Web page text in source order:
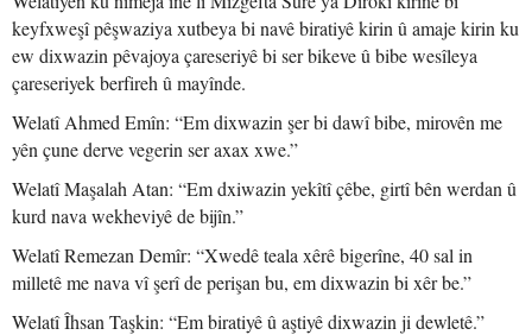
keyfxweşî pêşwaziya xutbeya bi navê biratiyê kirin û amaje kirin ku
ew dixwazin pêvajoya çareseriyê bi ser bikeve û bibe wesîleya
çareseriyek berfireh û mayînde.
Welatî Ahmed Emîn: “Em dixwazin şer bi dawî bibe, mirovên me
yên çune derve vegerin ser axax xwe.”
Welatî Maşalah Atan: “Em dxiwazin yekîtî çêbe, girtî bên werdan û
kurd nava wekheviyê de bijîn.”
Welatî Remezan Demîr: “Xwedê teala xêrê bigerîne, 40 sal in
milletê me nava vî şerî de perişan bu, em dixwazin bi xêr be.”
Welatî Îhsan Taşkin: “Em biratiyê û aştiyê dixwazin ji dewletê.”